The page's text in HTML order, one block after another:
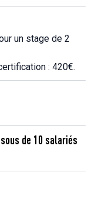
un stage de 2
: 420€.
de 10 salariés